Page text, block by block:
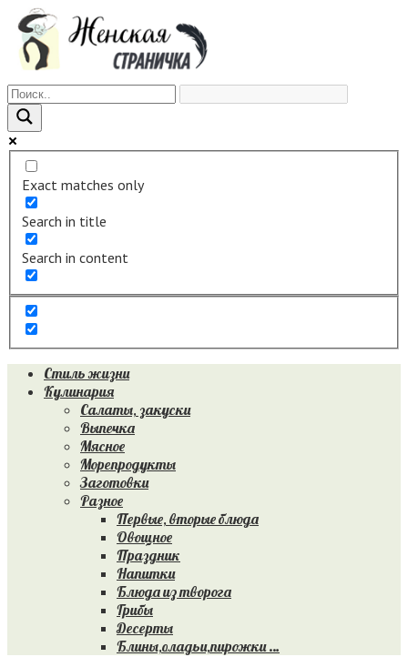
Перейти
контенту
Exact matches only
Search in title
Search in content
Стиль жизни
Кулинария
Салаты, закуски
Выпечка
Мясное
Морепродукты
Заготовки
Разное
Первые, вторые блюда
Овощное
Праздник
Напитки
Блюда из творога
Грибы
Десерты
Блины,оладьи,пирожки …